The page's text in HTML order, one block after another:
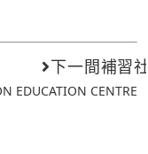
下一間補習
EDUCATION CENTRE